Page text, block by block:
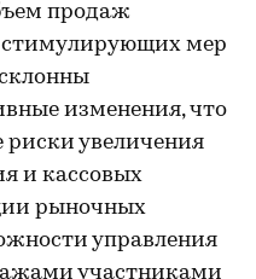
продаж
мер
изменения, что
риски увеличения
и кассовых
рыночных
управления
участниками